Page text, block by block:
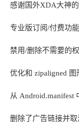
感谢国外XDA大神的
专业版订阅/付费功能
禁用/删除不需要的
优化和 zipaligned 图
从 Android.manifest
删除了广告链接并取